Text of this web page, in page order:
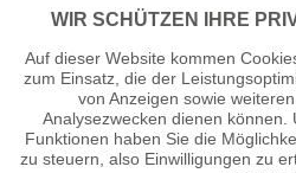
Ministerpräsident von Belgien. Das
führenden und langjährigen Politiker
1950auch gegen die Rückkehr von
Er verstarb am31. Juli 1972 in